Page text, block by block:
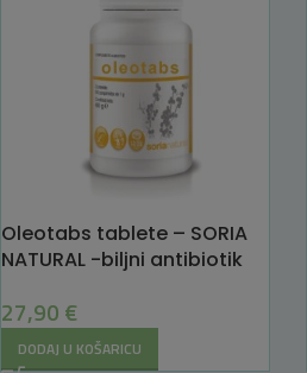
Oleotabs tablete – SORIA
NATURAL -biljni antibiotik
27,90 €
DODAJ U KOŠARICU